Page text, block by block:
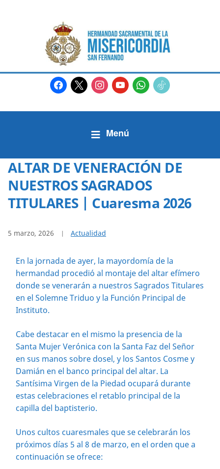
facebook
x instagram
youtubewhatsapp
tiktok2
ALTAR DE VENERACIÓN DE
NUESTROS SAGRADOS
TITULARES | Cuaresma 2026
5 marzo, 2026 Actualidad
En la jornada de ayer, la mayordomía de la
hermandad procedió al montaje del altar efímero
donde se venerarán a nuestros Sagrados Titulares
en el Solemne Triduo y la Función Principal de
Instituto.
Cabe destacar en el mismo la presencia de la
Santa Mujer Verónica con la Santa Faz del Señor
en sus manos sobre dosel, y los Santos Cosme y
Damián en el banco principal del altar. La
Santísima Virgen de la Piedad ocupará durante
estas celebraciones el retablo principal de la
capilla del baptisterio.
Unos cultos cuaresmales que se celebrarán los
próximos días 5 al 8 de marzo, en el orden que a
continuación se ofrece: